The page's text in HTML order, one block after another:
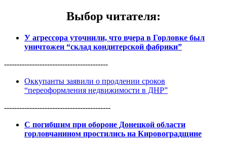
Выбор читателя:
У агрессора уточнили, что вчера в Горловке был
уничтожен “склад кондитерской фабрики”
-----------------------------------------
Оккупанты заявили о продлении сроков
“переоформления недвижимости в ДНР”
------------------------------------------
С погибшим при обороне Донецкой области
горловчанином простились на Кировоградщине